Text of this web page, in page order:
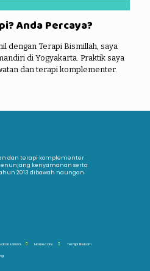
Anda Percaya?
dengan Terapi Bismillah, saya
di Yogyakarta. Praktik saya
dan terapi komplementer.
dan terapi komplementer
kenyamanan serta
2013 dibawah naungan
Lansia Homecare Terapi Bekam